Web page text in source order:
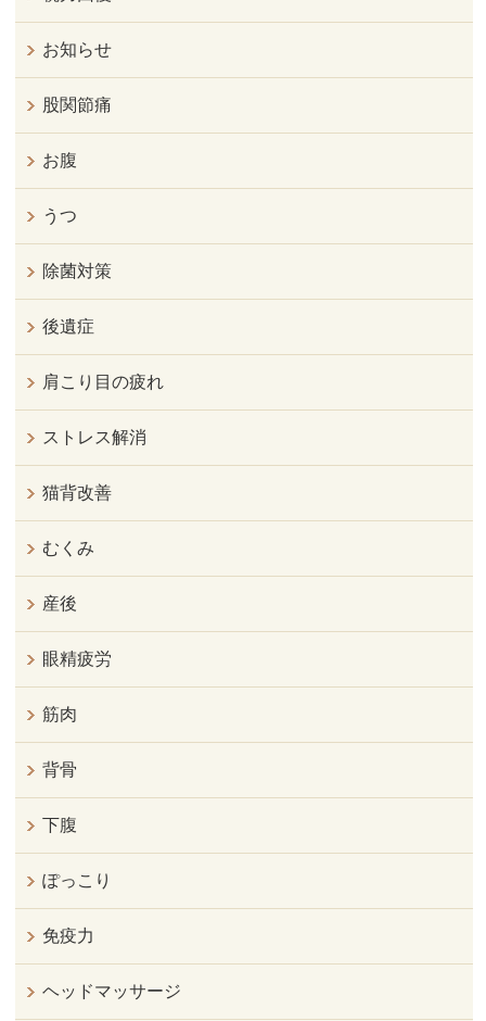
お知らせ
股関節痛
お腹
うつ
除菌対策
後遺症
肩こり目の疲れ
ストレス解消
猫背改善
むくみ
産後
眼精疲労
筋肉
背骨
下腹
ぽっこり
免疫力
ヘッドマッサージ